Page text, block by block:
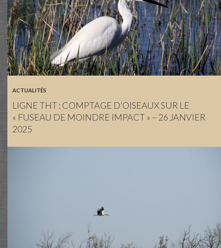
ACTUALITÉS
LIGNE THT : COMPTAGE D’OISEAUX SUR LE
« FUSEAU DE MOINDRE IMPACT » – 26 JANVIER
2025